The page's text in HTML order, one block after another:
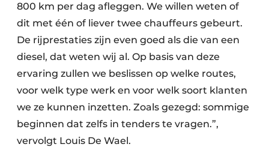
800 km per dag afleggen. We willen weten of
dit met één of liever twee chauffeurs gebeurt.
De rijprestaties zijn even goed als die van een
diesel, dat weten wij al. Op basis van deze
ervaring zullen we beslissen op welke routes,
voor welk type werk en voor welk soort klanten
we ze kunnen inzetten. Zoals gezegd: sommige
beginnen dat zelfs in tenders te vragen.”,
vervolgt Louis De Wael.